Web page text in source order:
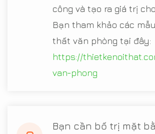
công và tạo ra giá trị
Bạn tham khảo các
thất văn phòng tại đây:
https://
van-phong
Bạn cần bố trị mặt